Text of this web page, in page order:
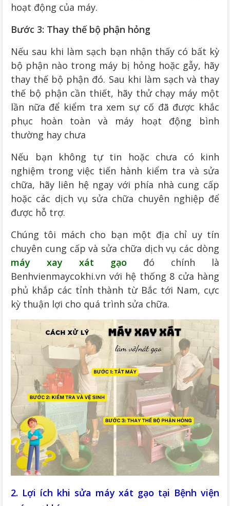
hoạt động của máy.
Bước 3: Thay thế bộ phận hỏng
Nếu sau khi làm sạch bạn nhận thấy có bất kỳ
bộ phận nào trong máy bị hỏng hoặc gẫy, hãy
thay thế bộ phận đó. Sau khi làm sạch và thay
thế bộ phận cần thiết, hãy thử chạy máy một
lần nữa để kiểm tra xem sự cố đã được khắc
phục hoàn toàn và máy hoạt động bình
thường hay chưa
Nếu bạn không tự tin hoặc chưa có kinh
nghiệm trong việc tiến hành kiểm tra và sửa
chữa, hãy liên hệ ngay với phía nhà cung cấp
hoặc các dịch vụ sửa chữa chuyên nghiệp để
được hỗ trợ.
Chúng tôi mách cho bạn một địa chỉ uy tín
chuyên cung cấp và sửa chữa dịch vụ các dòng
máy xay xát gạo đó chính là
Benhvienmaycokhi.vn với hệ thống 8 cửa hàng
phủ khắp các tỉnh thành từ Bắc tới Nam, cực
kỳ thuận lợi cho quá trình sửa chữa.
2. Lợi ích khi sửa máy xát gạo tại Bệnh viện